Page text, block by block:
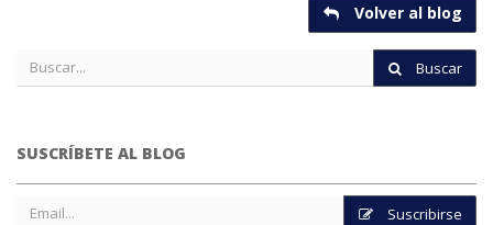
Volver al blog
Buscar
SUSCRÍBETE AL BLOG
Suscribirse